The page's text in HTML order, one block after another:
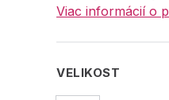
Viac informácií o
VELIKOST